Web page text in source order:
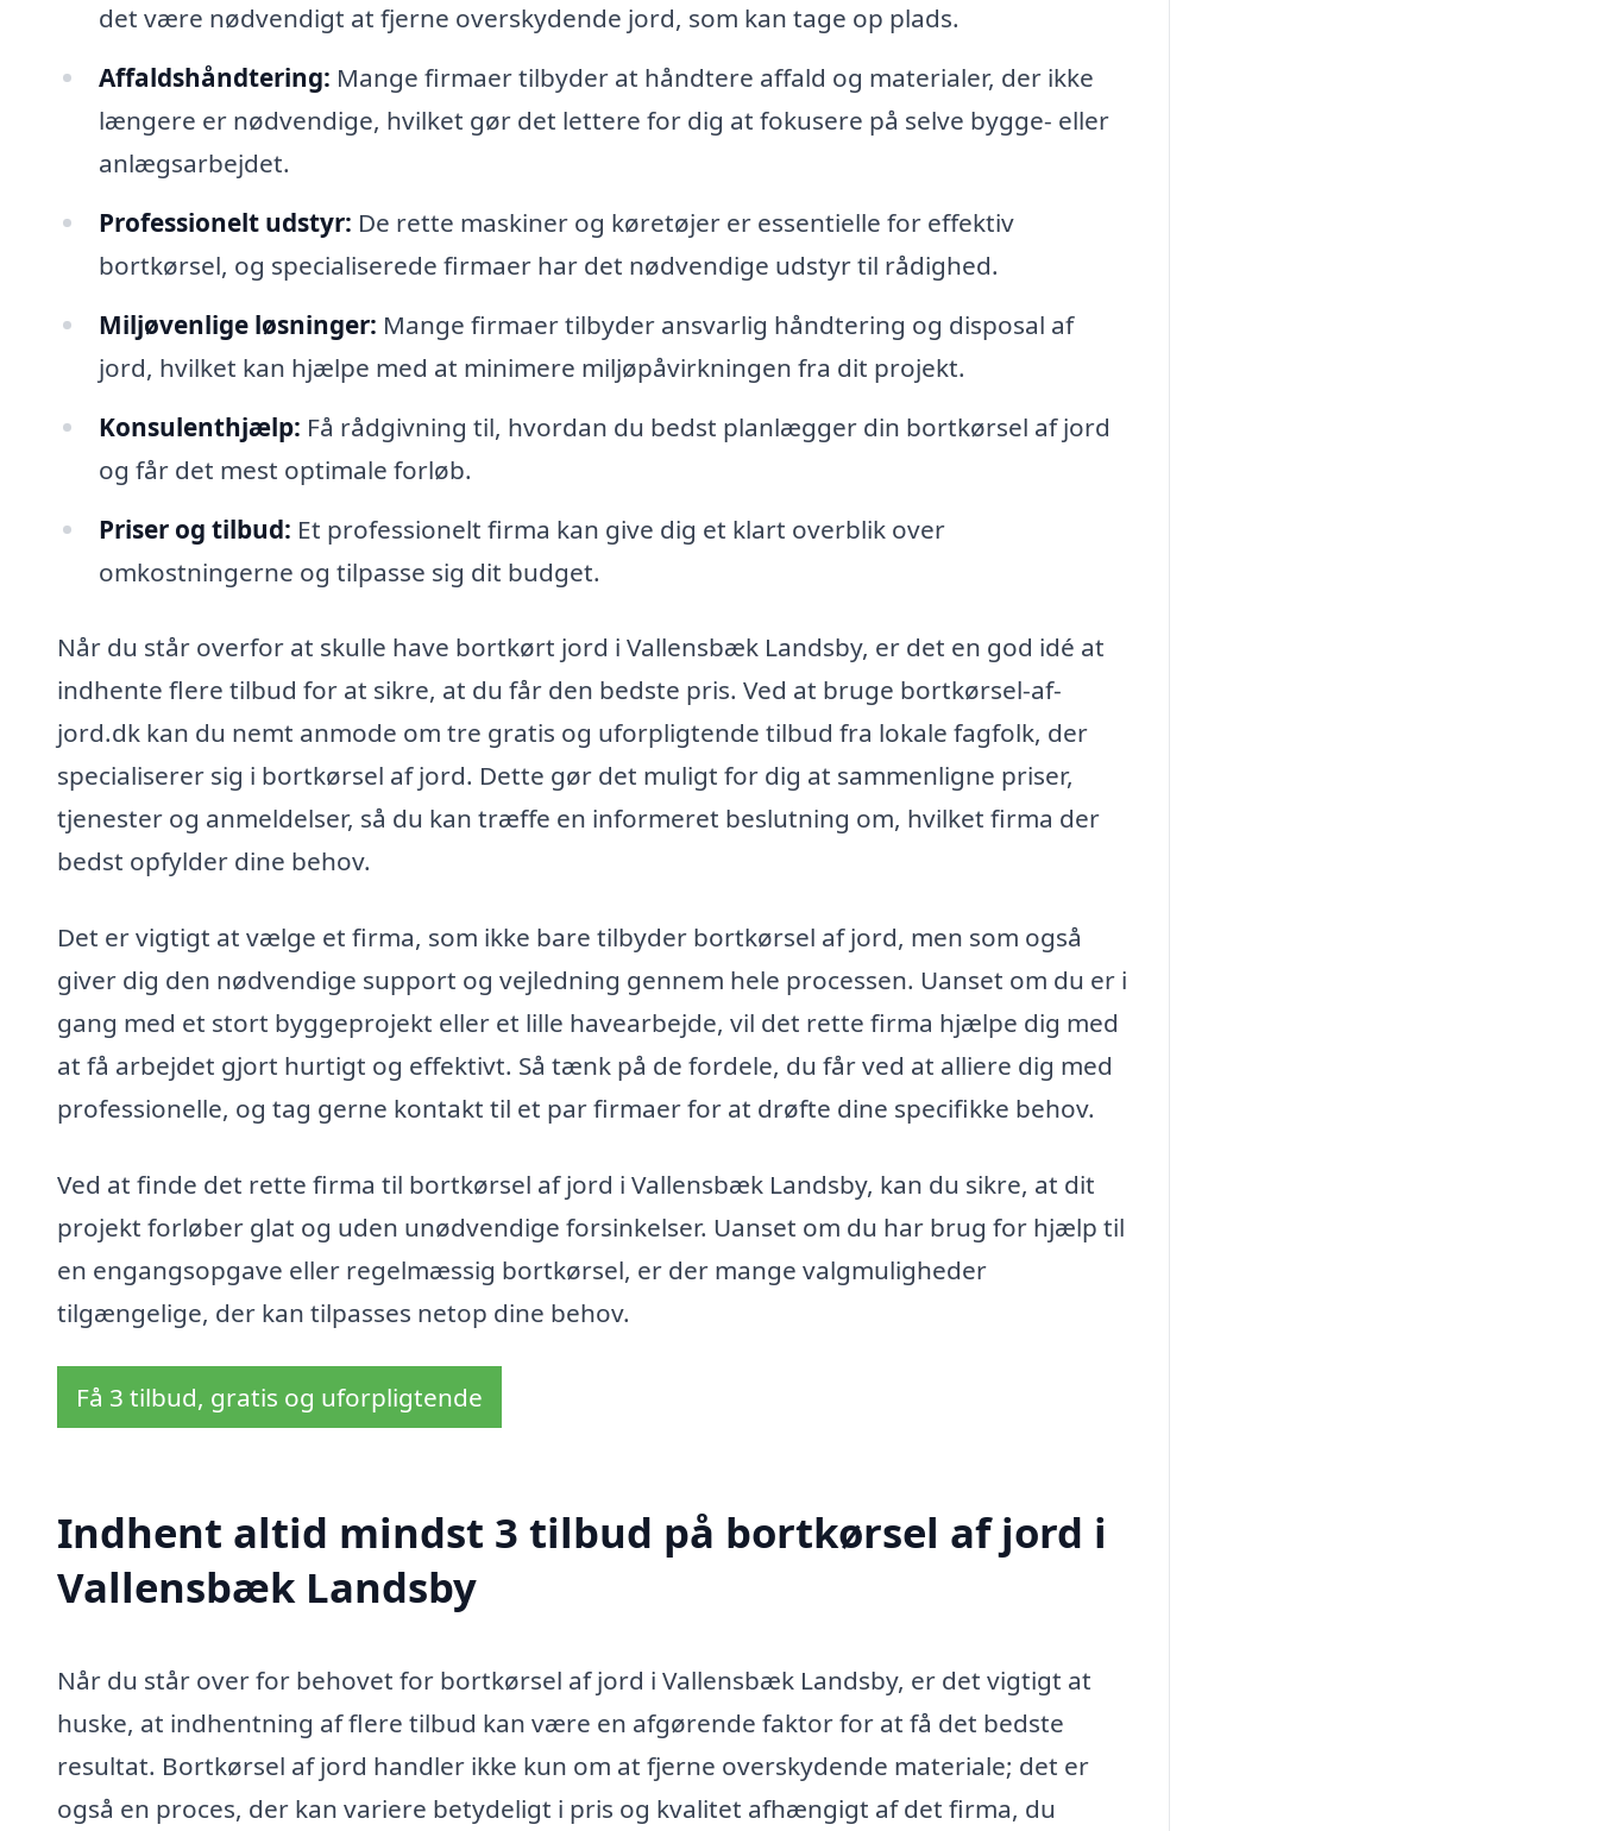
det være nødvendigt at fjerne overskydende jord, som kan tage op plads.
Affaldshåndtering: Mange firmaer tilbyder at håndtere affald og materialer, der ikke
længere er nødvendige, hvilket gør det lettere for dig at fokusere på selve bygge- eller
anlægsarbejdet.
Professionelt udstyr: De rette maskiner og køretøjer er essentielle for effektiv
bortkørsel, og specialiserede firmaer har det nødvendige udstyr til rådighed.
Miljøvenlige løsninger: Mange firmaer tilbyder ansvarlig håndtering og disposal af
jord, hvilket kan hjælpe med at minimere miljøpåvirkningen fra dit projekt.
Konsulenthjælp: Få rådgivning til, hvordan du bedst planlægger din bortkørsel af jord
og får det mest optimale forløb.
Priser og tilbud: Et professionelt firma kan give dig et klart overblik over
omkostningerne og tilpasse sig dit budget.
Når du står overfor at skulle have bortkørt jord i Vallensbæk Landsby, er det en god idé at
indhente flere tilbud for at sikre, at du får den bedste pris. Ved at bruge bortkørsel-af-
jord.dk kan du nemt anmode om tre gratis og uforpligtende tilbud fra lokale fagfolk, der
specialiserer sig i bortkørsel af jord. Dette gør det muligt for dig at sammenligne priser,
tjenester og anmeldelser, så du kan træffe en informeret beslutning om, hvilket firma der
bedst opfylder dine behov.
Det er vigtigt at vælge et firma, som ikke bare tilbyder bortkørsel af jord, men som også
giver dig den nødvendige support og vejledning gennem hele processen. Uanset om du er i
gang med et stort byggeprojekt eller et lille havearbejde, vil det rette firma hjælpe dig med
at få arbejdet gjort hurtigt og effektivt. Så tænk på de fordele, du får ved at alliere dig med
professionelle, og tag gerne kontakt til et par firmaer for at drøfte dine specifikke behov.
Ved at finde det rette firma til bortkørsel af jord i Vallensbæk Landsby, kan du sikre, at dit
projekt forløber glat og uden unødvendige forsinkelser. Uanset om du har brug for hjælp til
en engangsopgave eller regelmæssig bortkørsel, er der mange valgmuligheder
tilgængelige, der kan tilpasses netop dine behov.
Få 3 tilbud, gratis og uforpligtende
Indhent altid mindst 3 tilbud på bortkørsel af jord i
Vallensbæk Landsby
Når du står over for behovet for bortkørsel af jord i Vallensbæk Landsby, er det vigtigt at
huske, at indhentning af flere tilbud kan være en afgørende faktor for at få det bedste
resultat. Bortkørsel af jord handler ikke kun om at fjerne overskydende materiale; det er
også en proces, der kan variere betydeligt i pris og kvalitet afhængigt af det firma, du